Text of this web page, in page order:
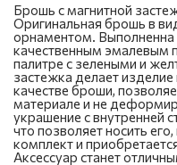
Брошь с магнитной
Оригинальная брошь в
орнаментом. Выполненна
качественным эмалевым
палитре с зелеными и
застежка делает
качестве броши,
материале и не
украшение с внутренней
что позволяет носить
комплект и
Аксессуар станет